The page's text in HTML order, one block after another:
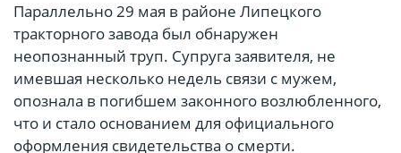
Параллельно 29 мая в районе Липецкого
тракторного завода был обнаружен
неопознанный труп. Супруга заявителя, не
имевшая несколько недель связи с мужем,
опознала в погибшем законного возлюбленного,
что и стало основанием для официального
оформления свидетельства о смерти.